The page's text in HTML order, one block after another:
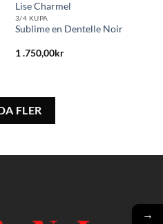
Lise Charmel
3/4 KUPA
Sublime en Dentelle Noir
1 .750,00kr
FLER
→